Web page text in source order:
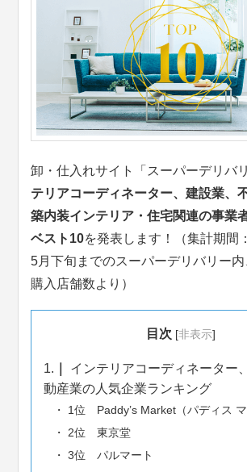
卸・仕入れサイト「スーパーデリバ
テリアコーディネーター、建設業、
築内装インテリア・住宅関連の事業
ベスト10を発表します！（集計期間
5月下旬までのスーパーデリバリー
購入店舗数より）
目次 [非表示]
1.
インテリアコーディネーター
動産業の人気企業ランキング
1位 Paddy’s Market（パディス マ
2位 東京堂
3位 パルマート